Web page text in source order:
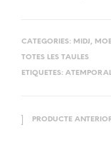
CATEGORIES: MIDJ,
TOTES LES TAULES
ETIQUETES:
PRODUCTE